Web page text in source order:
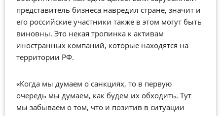
представитель бизнеса навредил стране, значит и
его российские участники также в этом могут быть
виновны. Это некая тропинка к активам
иностранных компаний, которые находятся на
территории РФ.
«Когда мы думаем о санкциях, то в первую
очередь мы думаем, как будем их обходить. Тут
мы забываем о том, что и позитив в ситуации